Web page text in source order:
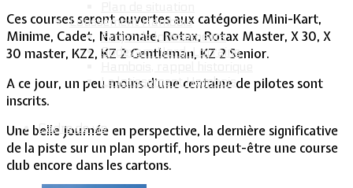
Lotissement Hambois
Projet de lotissements
Sodevam Nord-Lorraine
Le lotissement Hambois
Cadre de vie
Ces courses seront ouvertes aux catégories Mini-Kart,
Minime, Cadet, Nationale, Rotax, Rotax Master, X 30, X
30 master, KZ2, KZ 2 Gentleman, KZ 2 Senior.
A ce jour, un peu moins d’une centaine de pilotes sont
inscrits.
Une belle journée en perspective, la dernière significative
de la piste sur un plan sportif, hors peut-être une course
club encore dans les cartons.